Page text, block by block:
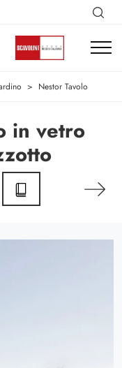
> Nestor Tavolo
in vetro